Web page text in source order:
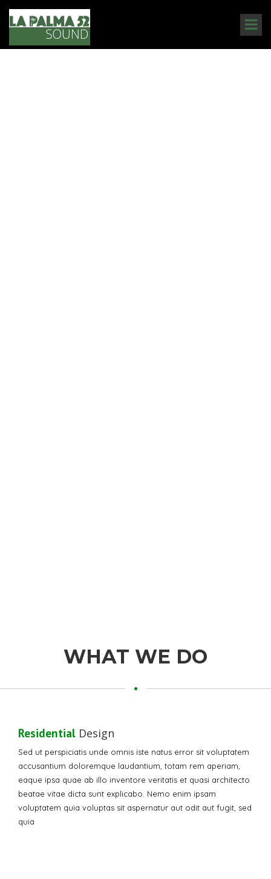
WHAT WE DO
Residential Design
Sed ut perspiciatis unde omnis iste natus error sit voluptatem
accusantium doloremque laudantium, totam rem aperiam,
eaque ipsa quae ab illo inventore veritatis et quasi architecto
beatae vitae dicta sunt explicabo. Nemo enim ipsam
voluptatem quia voluptas sit aspernatur aut odit aut fugit, sed
quia